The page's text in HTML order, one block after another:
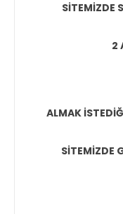
SİTEMİZDE
2
ALMAK
SİTEMİZDE